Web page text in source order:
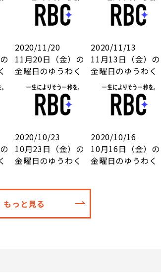
2020/11/20
11月20日（金）の
金曜日のゆうわく
2020/11/13
11月13日（金）の
金曜日のゆうわく
2020/10/23
10月23日（金）の
金曜日のゆうわく
2020/10/16
10月16日（金）の
金曜日のゆうわく
もっと見る